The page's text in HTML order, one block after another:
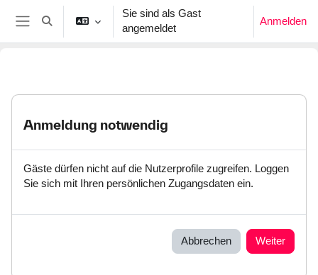
Zum Hauptinhalt
Website-Übersicht
Sucheingabe umschalten
Sie sind als Gast
angemeldet
Anmelden
Anmeldung notwendig
Gäste dürfen nicht auf die Nutzerprofile zugreifen. Loggen
Sie sich mit Ihren persönlichen Zugangsdaten ein.
Abbrechen Weiter